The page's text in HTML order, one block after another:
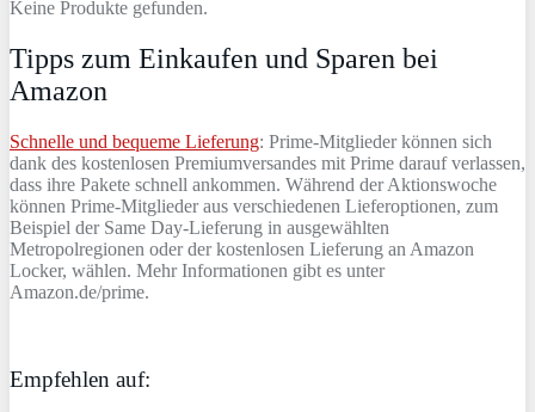
Keine Produkte gefunden.
Tipps zum Einkaufen und Sparen bei
Amazon
Schnelle und bequeme Lieferung: Prime-Mitglieder können sich
dank des kostenlosen Premiumversandes mit Prime darauf verlassen,
dass ihre Pakete schnell ankommen. Während der Aktionswoche
können Prime-Mitglieder aus verschiedenen Lieferoptionen, zum
Beispiel der Same Day-Lieferung in ausgewählten
Metropolregionen oder der kostenlosen Lieferung an Amazon
Locker, wählen. Mehr Informationen gibt es unter
Amazon.de/prime.
Empfehlen auf: